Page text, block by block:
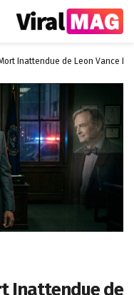
Inattendue de Leon Vance
Inattendue de